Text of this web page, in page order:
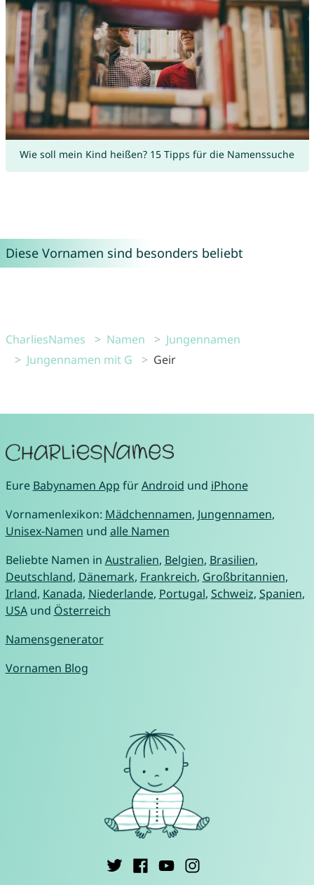
Wie soll mein Kind heißen? 15 Tipps für die Namenssuche
Diese Vornamen sind besonders beliebt
CharliesNames Namen
Jungennamen
Jungennamen mit G
Geir
Eure Babynamen App fürAndroid und iPhone
Vornamenlexikon: Mädchennamen, Jungennamen,
Unisex-Namen und alle Namen
Beliebte Namen in Australien, Belgien, Brasilien,
Deutschland, Dänemark, Frankreich, Großbritannien,
Irland, Kanada, Niederlande, Portugal, Schweiz, Spanien,
USAund Österreich
Namensgenerator
Vornamen Blog